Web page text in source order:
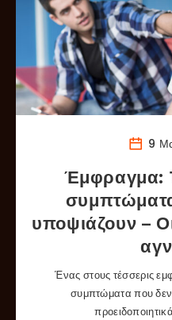
9
Έμφραγμα:
υποψιάζουν –
Ένας στους τέσσερις
συμπτώματα που